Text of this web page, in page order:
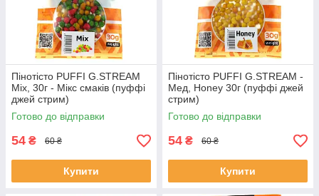
Пінотісто PUFFI G.STREAM
Mix, 30г - Мікс смаків (пуффі
джей стрим)
Готово до відправки
54 ₴ 60 ₴
Купити
Пінотісто PUFFI G.STREAM -
Мед, Honey 30г (пуффі джей
стрим)
Готово до відправки
54 ₴ 60 ₴
Купити